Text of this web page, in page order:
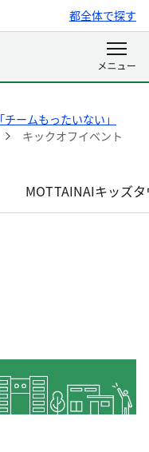
都全体で探す
「チームもったいない」
キックオフイベント
MOTTAINAIキッズ